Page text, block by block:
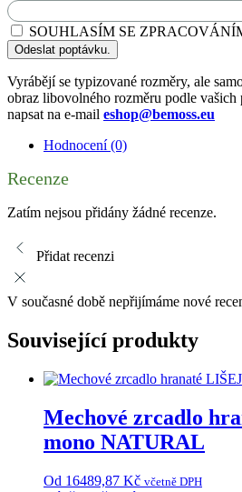
SOUHLASÍM SE
Odeslat poptávku.
Vyrábějí se typizované rozměry, ale
obraz libovolného rozměru podle vašich
napsat na e-mail eshop@bemoss.eu
Hodnocení (0)
Recenze
Zatím nejsou přidány žádné recenze.
Přidat recenzi
V současné době nepřijímáme nové
Související produkty
Mechové zrcadlo
mono NATURAL
Od 16489,87 Kč včetně DPH